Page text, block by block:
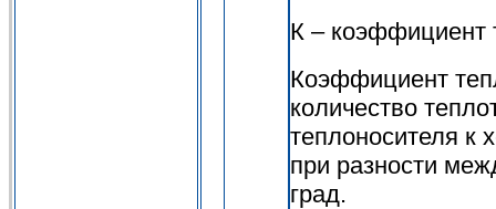
К – коэффициент
Коэффициент
количество
теплоносителя к
при разности
град.